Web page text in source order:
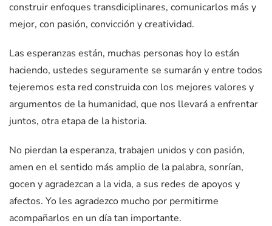
construir enfoques transdiciplinares, comunicarlos más y
mejor, con pasión, convicción y creatividad.
Las esperanzas están, muchas personas hoy lo están
haciendo, ustedes seguramente se sumarán y entre todos
tejeremos esta red construida con los mejores valores y
argumentos de la humanidad, que nos llevará a enfrentar
juntos, otra etapa de la historia.
No pierdan la esperanza, trabajen unidos y con pasión,
amen en el sentido más amplio de la palabra, sonrían,
gocen y agradezcan a la vida, a sus redes de apoyos y
afectos. Yo les agradezco mucho por permitirme
acompañarlos en un día tan importante.